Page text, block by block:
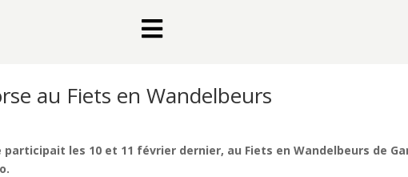

au Fiets en Wandelbeurs
participait les 10 et 11 février dernier, au Fiets en Wandelbeurs de